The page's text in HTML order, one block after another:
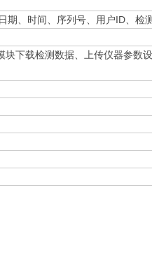
期、时间、序列号、用户ID、检
下载检测数据、上传仪器参数